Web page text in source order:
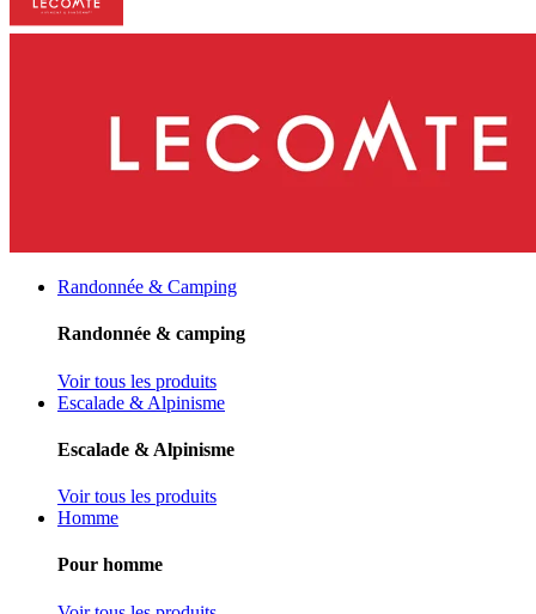
Randonnée & Camping
Randonnée & camping
Voir tous les produits
Escalade & Alpinisme
Escalade & Alpinisme
Voir tous les produits
Homme
Pour homme